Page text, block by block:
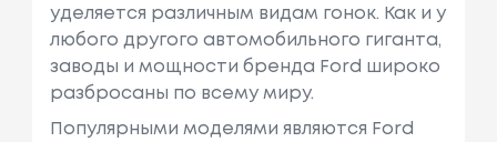
уделяется различным видам гонок. Как и у
любого другого автомобильного гиганта,
заводы и мощности бренда Ford широко
разбросаны по всему миру.
Популярными моделями являются Ford